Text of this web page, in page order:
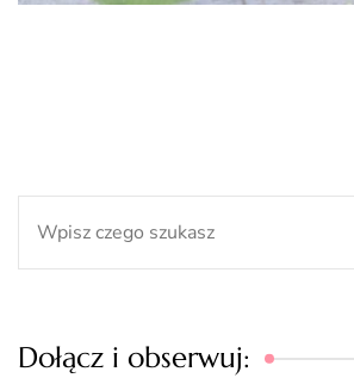
Dołącz i obserwuj: